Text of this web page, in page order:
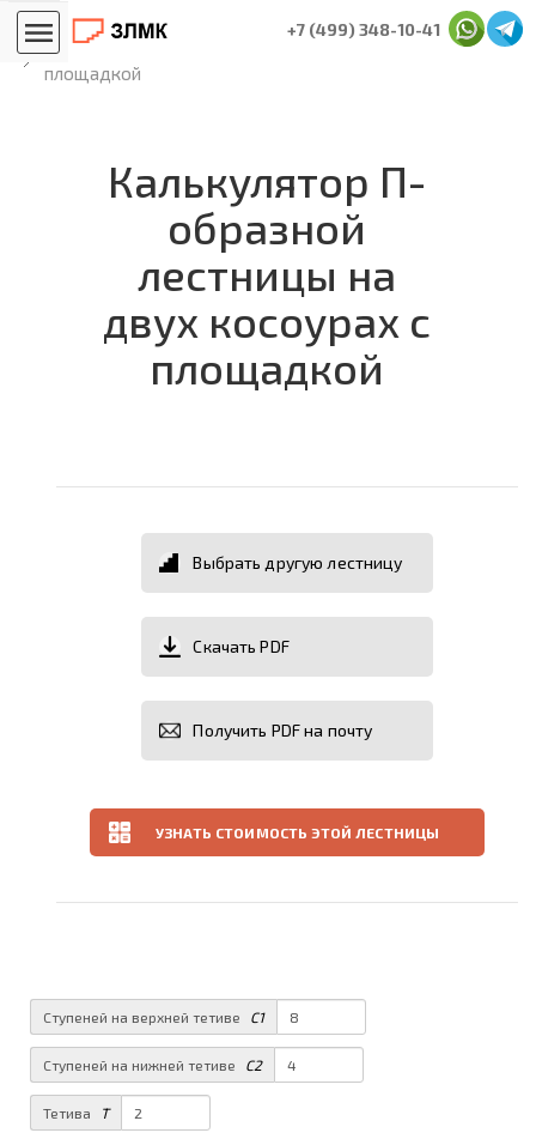
+7 (499) 348-10-41
Главная
Расчёт размеров лестницы
Калькулятор П-образной лестницы на двух косоурах с
площадкой
Калькулятор П-
образной
лестницы на
двух косоурах с
площадкой
Выбрать другую лестницу
Скачать PDF
Получить PDF на почту
УЗНАТЬ СТОИМОСТЬ ЭТОЙ ЛЕСТНИЦЫ
Ступеней на верхней тетиве C1
Ступеней на нижней тетиве C2
Тетива T